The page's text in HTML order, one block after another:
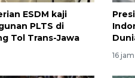
ESDM kaji
PLTS di
Tol Trans-Jawa
16